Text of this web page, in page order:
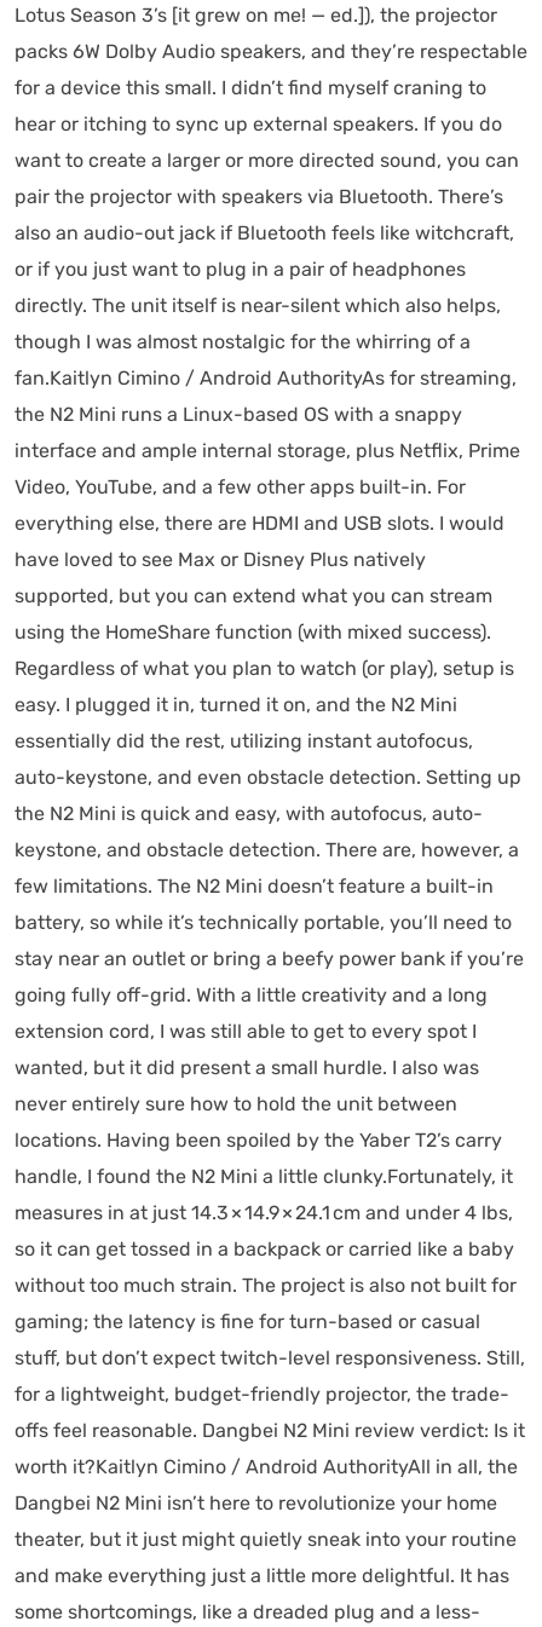
Lotus Season 3’s [it grew on me! — ed.]), the projector
packs 6W Dolby Audio speakers, and they’re respectable
for a device this small. I didn’t find myself craning to
hear or itching to sync up external speakers. If you do
want to create a larger or more directed sound, you can
pair the projector with speakers via Bluetooth. There’s
also an audio-out jack if Bluetooth feels like witchcraft,
or if you just want to plug in a pair of headphones
directly. The unit itself is near-silent which also helps,
though I was almost nostalgic for the whirring of a
fan.Kaitlyn Cimino / Android AuthorityAs for streaming,
the N2 Mini runs a Linux-based OS with a snappy
interface and ample internal storage, plus Netflix, Prime
Video, YouTube, and a few other apps built-in. For
everything else, there are HDMI and USB slots. I would
have loved to see Max or Disney Plus natively
supported, but you can extend what you can stream
using the HomeShare function (with mixed success).
Regardless of what you plan to watch (or play), setup is
easy. I plugged it in, turned it on, and the N2 Mini
essentially did the rest, utilizing instant autofocus,
auto-keystone, and even obstacle detection. Setting up
the N2 Mini is quick and easy, with autofocus, auto-
keystone, and obstacle detection. There are, however, a
few limitations. The N2 Mini doesn’t feature a built-in
battery, so while it’s technically portable, you’ll need to
stay near an outlet or bring a beefy power bank if you’re
going fully off-grid. With a little creativity and a long
extension cord, I was still able to get to every spot I
wanted, but it did present a small hurdle. I also was
never entirely sure how to hold the unit between
locations. Having been spoiled by the Yaber T2’s carry
handle, I found the N2 Mini a little clunky.Fortunately, it
measures in at just 14.3 × 14.9 × 24.1 cm and under 4 lbs,
so it can get tossed in a backpack or carried like a baby
without too much strain. The project is also not built for
gaming; the latency is fine for turn-based or casual
stuff, but don’t expect twitch-level responsiveness. Still,
for a lightweight, budget-friendly projector, the trade-
offs feel reasonable. Dangbei N2 Mini review verdict: Is it
worth it?Kaitlyn Cimino / Android AuthorityAll in all, the
Dangbei N2 Mini isn’t here to revolutionize your home
theater, but it just might quietly sneak into your routine
and make everything just a little more delightful. It has
some shortcomings, like a dreaded plug and a less-